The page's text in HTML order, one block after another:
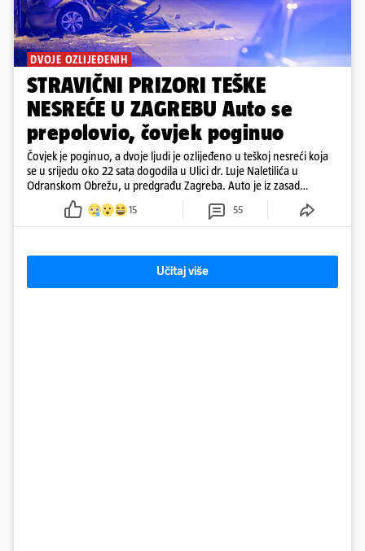
DVOJE OZLIJEĐENIH
STRAVIČNI PRIZORI TEŠKE
NESREĆE U ZAGREBU Auto se
prepolovio, čovjek poginuo
Čovjek je poginuo, a dvoje ljudi je ozlijeđeno u teškoj nesreći koja
se u srijedu oko 22 sata dogodila u Ulici dr. Luje Naletilića u
Odranskom Obrežu, u predgrađu Zagreba. Auto je iz zasad
neutvrđenih razloga sletio s kolnika, a od siline udara vozilo se
prepolovilo.
15 55
Učitaj više